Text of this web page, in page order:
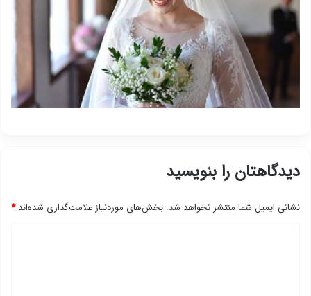
دیدگاهتان را بنویسید
نشانی ایمیل شما منتشر نخواهد شد. بخش‌های موردنیاز علامت‌گذاری شده‌اند*